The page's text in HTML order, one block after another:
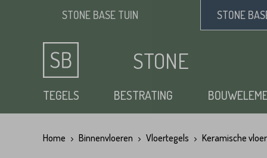
STONE BASE TUIN STONE
STONE
BASE
TEGELS
Keramische tuintegels
BESTRATING
Klinkers
Opsluitbanden
Siergrind
Vloertegels
Home Binnenvloeren Vloertegels Keramische